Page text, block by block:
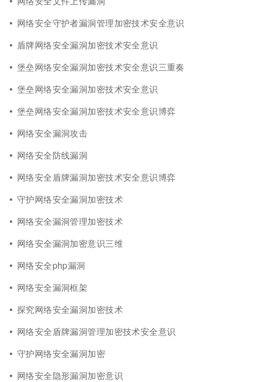
网络安全守护者漏洞管理加密技术安全意识
盾牌网络安全漏洞加密技术安全意识
堡垒网络安全漏洞加密技术安全意识三重奏
堡垒网络安全漏洞加密技术安全意识
堡垒网络安全漏洞加密技术安全意识博弈
网络安全漏洞攻击
网络安全防线漏洞
网络安全盾牌漏洞加密技术安全意识博弈
守护网络安全漏洞加密技术
网络安全漏洞管理加密技术
网络安全漏洞加密意识三维
网络安全php漏洞
网络安全漏洞框架
探究网络安全漏洞加密技术
网络安全盾牌漏洞管理加密技术安全意识
守护网络安全漏洞加密
网络安全隐形漏洞加密意识